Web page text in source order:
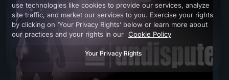
use technologies like cookies to provide our services, analyze
site traffic, and market our services to you. Exercise your rights
by clicking on ‘Your Privacy Rights’ below or learn more about
our practices and your rights in our Cookie Policy
Your Privacy Rights